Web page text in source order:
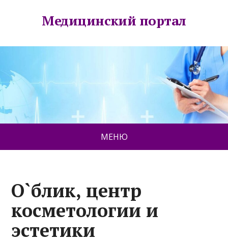
Медицинский портал
МЕНЮ
О`блик, центр
косметологии и
эстетики